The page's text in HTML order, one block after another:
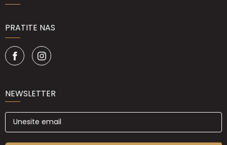
PRATITE NAS
NEWSLETTER